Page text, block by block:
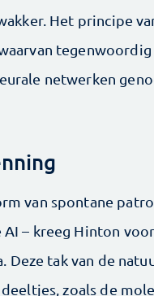
Het principe
netwerken
van spontane
AI – kreeg Hinton
Deze tak van de
zoals de